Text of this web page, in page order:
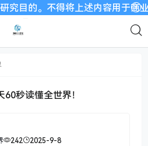
。不得将上述内容用于商业或
秒读懂全世界！
242 2025-9-8